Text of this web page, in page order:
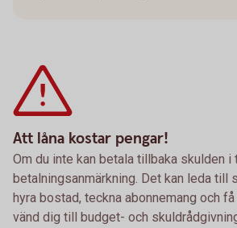
Att låna kostar pengar!
Om du inte kan betala tillbaka skulden i
betalningsanmärkning. Det kan leda till
hyra bostad, teckna abonnemang och
vänd dig till budget- och